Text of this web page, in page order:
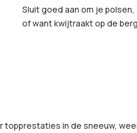
Sluit goed aan om je
of want kwijtraakt op de
in de sneeuw,